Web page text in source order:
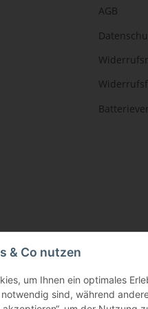
AGB
USt., zzgl.Versand
©
& Co nutzen
um Ihnen ein optimales
sind, während